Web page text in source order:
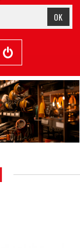
OK